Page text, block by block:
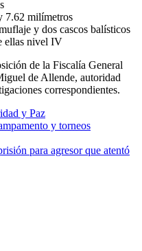
7.62 milímetros
y dos cascos balísticos
ellas nivel IV
de la Fiscalía General
de Allende, autoridad
correspondientes.
y Paz
y torneos
para agresor que atentó